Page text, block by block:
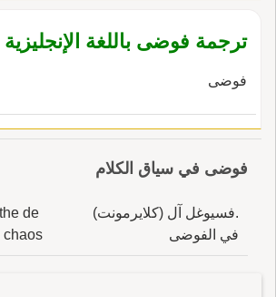
ترجمة فوضى باللغة الإنجليزية
فوضى
فوضى في سياق الكلام
.فسيوغل آل (كلايرمونت)
في الفوضى
de
chaos